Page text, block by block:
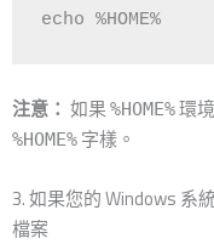
echo %HOME%
注意： 如果%HOME%環
%HOME% 字樣。
3. 如果您的 Windows 系
檔案